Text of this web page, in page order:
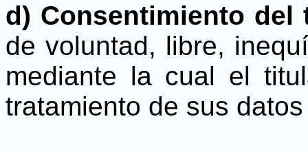
d) Consentimiento
de voluntad, libre,
mediante la cual el
tratamiento de sus